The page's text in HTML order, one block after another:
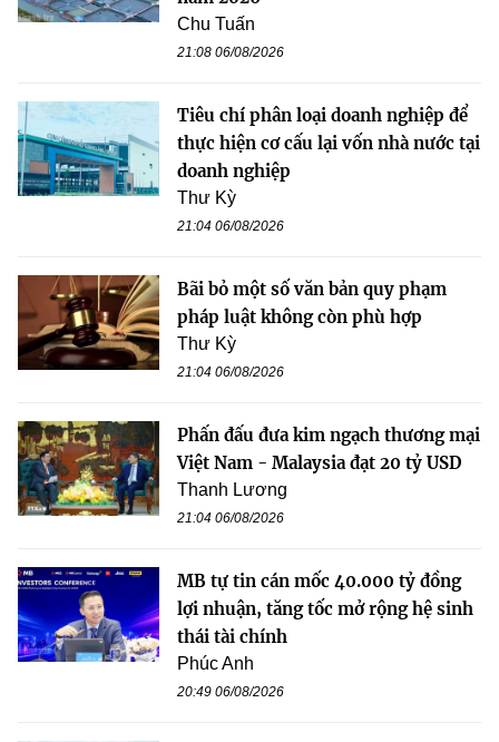
Chu Tuấn
21:08 06/08/2026
Tiêu chí phân loại doanh nghiệp để
thực hiện cơ cấu lại vốn nhà nước tại
doanh nghiệp
Thư Kỳ
21:04 06/08/2026
Bãi bỏ một số văn bản quy phạm
pháp luật không còn phù hợp
Thư Kỳ
21:04 06/08/2026
Phấn đấu đưa kim ngạch thương mại
Việt Nam - Malaysia đạt 20 tỷ USD
Thanh Lương
21:04 06/08/2026
MB tự tin cán mốc 40.000 tỷ đồng
lợi nhuận, tăng tốc mở rộng hệ sinh
thái tài chính
Phúc Anh
20:49 06/08/2026